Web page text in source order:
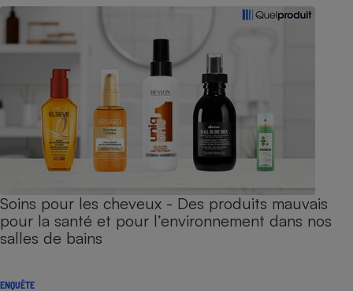
Soins pour les cheveux - Des produits mauvais
pour la santé et pour l’environnement dans nos
salles de bains
ENQUÊTE